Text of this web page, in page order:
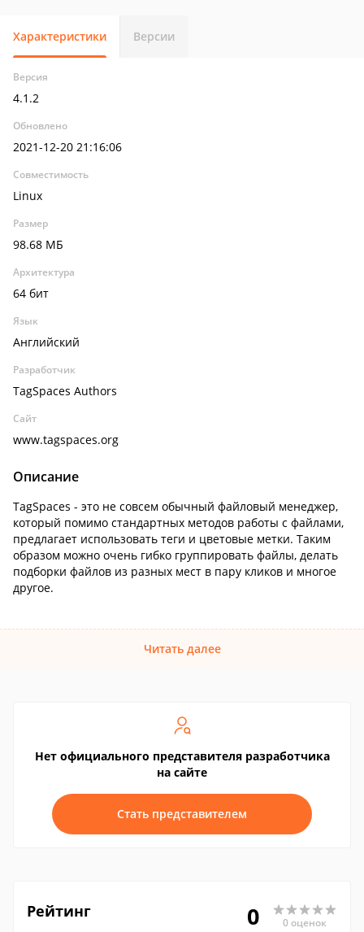
Характеристики Версии
Версия
4.1.2
Обновлено
2021-12-20 21:16:06
Совместимость
Linux
Размер
98.68 МБ
Архитектура
64 бит
Язык
Английский
Разработчик
TagSpaces Authors
Сайт
www.tagspaces.org
Описание
TagSpaces - это не совсем обычный файловый менеджер,
который помимо стандартных методов работы с файлами,
предлагает использовать теги и цветовые метки. Таким
образом можно очень гибко группировать файлы, делать
подборки файлов из разных мест в пару кликов и многое
другое.
Читать далее
Нет официального представителя разработчика
на сайте
Стать представителем
Рейтинг 0 0 оценок